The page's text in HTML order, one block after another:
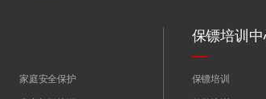
家庭安全保护
保镖培训
保镖培训